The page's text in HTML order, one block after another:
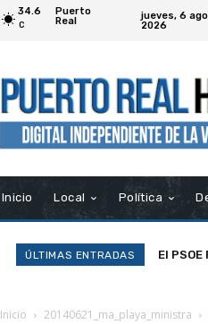
34.6
C
Puerto
Real
jueves, 6
2026
Inicio Local Política
ÚLTIMAS ENTRADAS
El
Inicio 20140621_ma_playa_ministra